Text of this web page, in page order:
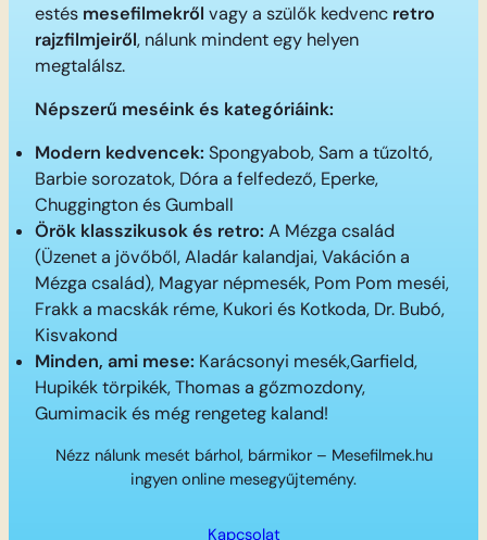
estés mesefilmekről vagy a szülők kedvenc retro
rajzfilmjeiről, nálunk mindent egy helyen
megtalálsz.
Népszerű meséink és kategóriáink:
Modern kedvencek: Spongyabob, Sam a tűzoltó,
Barbie sorozatok, Dóra a felfedező, Eperke,
Chuggington és Gumball
Örök klasszikusok és retro: A Mézga család
(Üzenet a jövőből, Aladár kalandjai, Vakáción a
Mézga család), Magyar népmesék, Pom Pom meséi,
Frakk a macskák réme, Kukori és Kotkoda, Dr. Bubó,
Kisvakond
Minden, ami mese: Karácsonyi mesék,Garfield,
Hupikék törpikék, Thomas a gőzmozdony,
Gumimacik és még rengeteg kaland!
Nézz nálunk mesét bárhol, bármikor – Mesefilmek.hu
ingyen online mesegyűjtemény.
Kapcsolat